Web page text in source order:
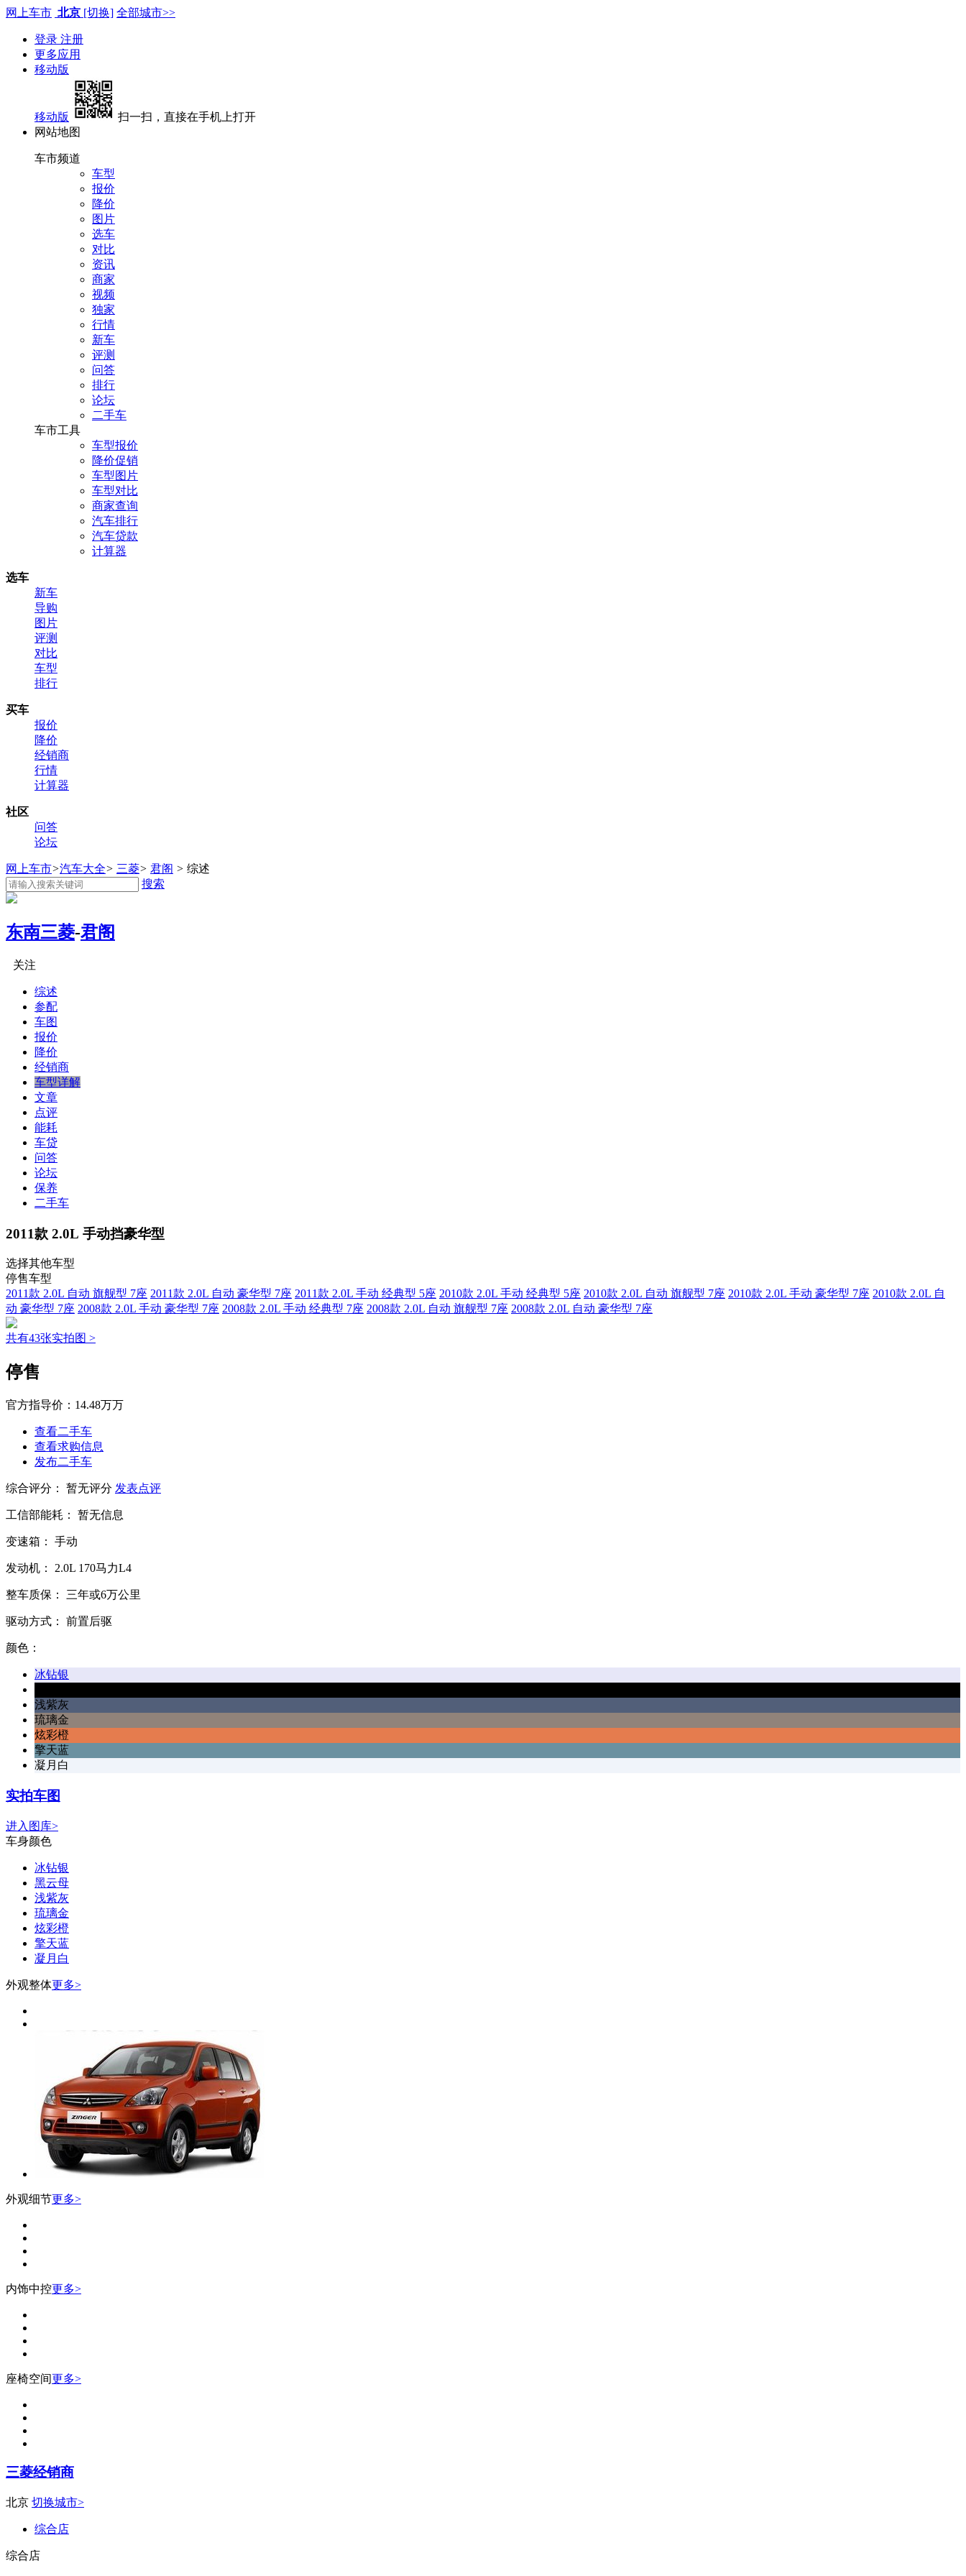
网上车市 北京 [切换] 全部城市>>
登录 注册
更多应用
移动版
移动版
扫一扫，直接在手机上打开
网站地图
车市频道
车型
报价
降价
图片
选车
对比
资讯
商家
视频
独家
行情
新车
评测
问答
排行
论坛
二手车
车市工具
车型报价
降价促销
车型图片
车型对比
商家查询
汽车排行
汽车贷款
计算器
选车
新车
导购
图片
评测
对比
车型
排行
买车
报价
降价
经销商
行情
计算器
社区
问答
论坛
网上车市>汽车大全> 三菱> 君阁 > 综述
搜索
东南三菱-君阁
关注
综述
参配
车图
报价
降价
经销商
车型详解
文章
点评
能耗
车贷
问答
论坛
保养
二手车
2011款 2.0L 手动挡豪华型
选择其他车型
停售车型
2011款 2.0L 自动 旗舰型 7座 2011款 2.0L 自动 豪华型 7座 2011款 2.0L 手动 经典型 5座 2010款 2.0L 手动 经典型 5座 2010款 2.0L 自动 旗舰型 7座 2010款 2.0L 手动 豪华型 7座 2010款 2.0L 自
动 豪华型 7座 2008款 2.0L 手动 豪华型 7座 2008款 2.0L 手动 经典型 7座 2008款 2.0L 自动 旗舰型 7座 2008款 2.0L 自动 豪华型 7座
共有43张实拍图 >
停售
官方指导价： 14.48万万
查看二手车
查看求购信息
发布二手车
综合评分： 暂无评分 发表点评
工信部能耗： 暂无信息
变速箱： 手动
发动机： 2.0L 170马力L4
整车质保： 三年或6万公里
驱动方式： 前置后驱
颜色：
冰钻银
浅紫灰
琉璃金
炫彩橙
擎天蓝
凝月白
实拍车图
进入图库>
车身颜色
冰钻银
黑云母
浅紫灰
琉璃金
炫彩橙
擎天蓝
凝月白
外观整体更多>
外观细节更多>
内饰中控更多>
座椅空间更多>
三菱经销商
北京 切换城市>
综合店
综合店